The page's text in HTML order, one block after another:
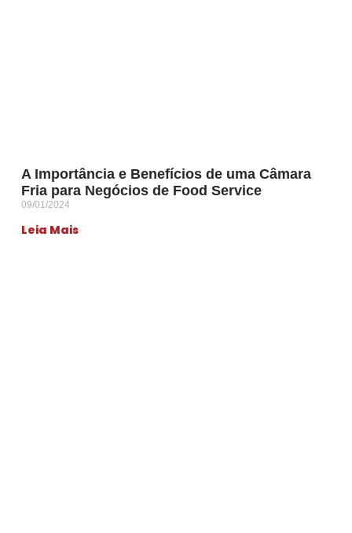
A Importância e Benefícios de uma Câmara
Fria para Negócios de Food Service
09/01/2024
Leia Mais